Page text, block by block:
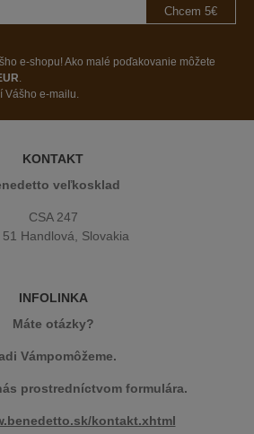
Chcem 5€
e-shopu! Ako malé poďakovanie môžete
.
Vášho e-mailu.
KONTAKT
veľkosklad
CSA 247
51 Handlová, Slovakia
INFOLINKA
Máte otázky?
Vámpomôžeme.
prostredníctvom formulára.
kontakt.xhtml